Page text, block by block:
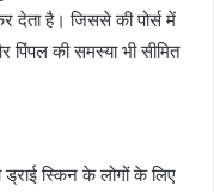
देता है। जिससे की पोर्स में
की समस्या भी सीमित
स्किन के लोगों के लिए